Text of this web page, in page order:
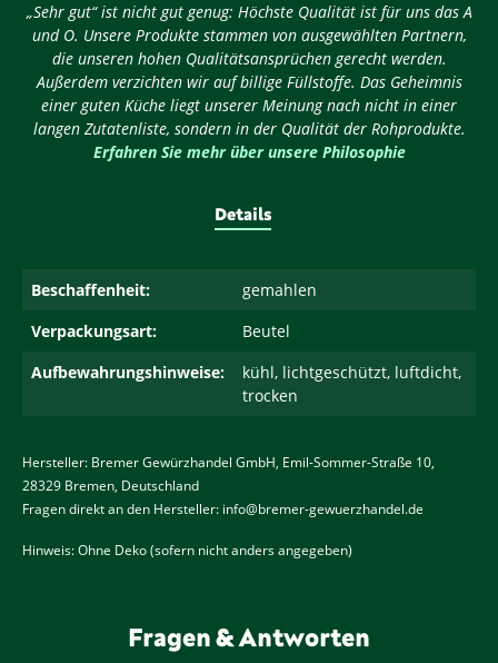
„Sehr gut“ ist nicht gut genug: Höchste Qualität ist für uns das A
und O. Unsere Produkte stammen von ausgewählten Partnern,
die unseren hohen Qualitätsansprüchen gerecht werden.
Außerdem verzichten wir auf billige Füllstoffe. Das Geheimnis
einer guten Küche liegt unserer Meinung nach nicht in einer
langen Zutatenliste, sondern in der Qualität der Rohprodukte.
Erfahren Sie mehr über unsere Philosophie
Details
Beschaffenheit:
gemahlen
Verpackungsart:
Beutel
Aufbewahrungshinweise:
kühl, lichtgeschützt, luftdicht,
trocken
Hersteller: Bremer Gewürzhandel GmbH, Emil-Sommer-Straße 10,
28329 Bremen, Deutschland
Fragen direkt an den Hersteller: info@bremer-gewuerzhandel.de
Hinweis: Ohne Deko (sofern nicht anders angegeben)
Fragen & Antworten